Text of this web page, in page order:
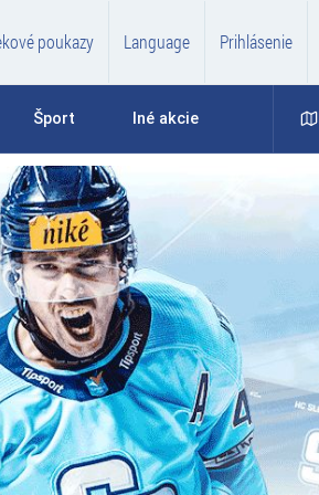
poukazy Language Prihlásenie
Šport Iné akcie